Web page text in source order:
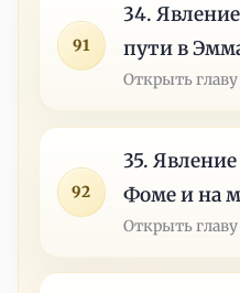
91
34.
пути в
Открыть главу
92
35.
Фоме и на
Открыть главу